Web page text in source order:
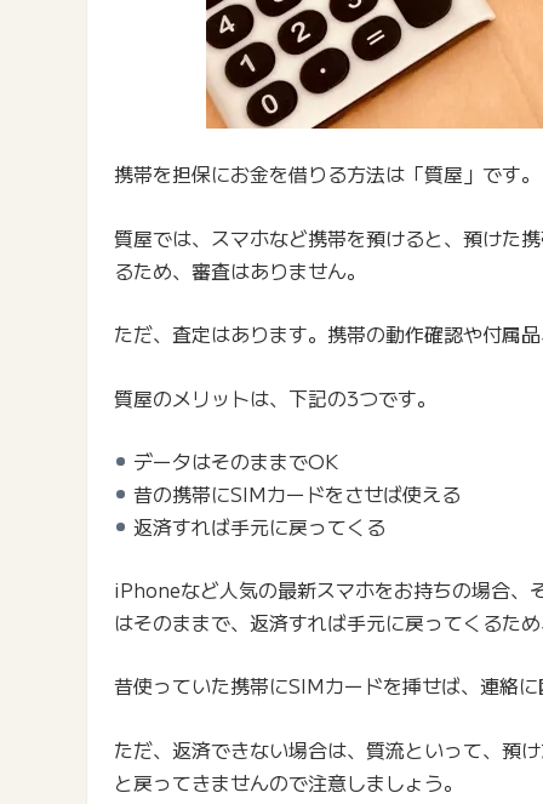
携帯を担保にお金を借りる方法は「質屋」です。
質屋では、スマホなど携帯を預けると、預けた
るため、審査はありません。
ただ、査定はあります。携帯の動作確認や付属
質屋のメリットは、下記の3つです。
データはそのままでOK
昔の携帯にSIMカードをさせば使える
返済すれば手元に戻ってくる
iPhoneなど人気の最新スマホをお持ちの場合
はそのままで、返済すれば手元に戻ってくるた
昔使っていた携帯にSIMカードを挿せば、連絡
ただ、返済できない場合は、質流といって、預
と戻ってきませんので注意しましょう。